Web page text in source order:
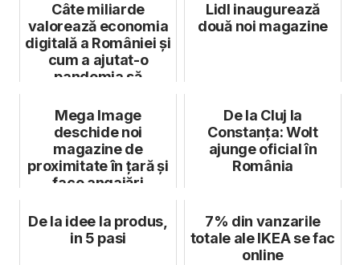
Câte miliarde
valorează economia
digitală a României și
cum a ajutat-o
pandemia să
Lidl inaugurează
două noi magazine
Mega Image
deschide noi
magazine de
proximitate în țară și
face angajări
De la Cluj la
Constanța: Wolt
ajunge oficial în
România
De la idee la produs,
in 5 pasi
7% din vanzarile
totale ale IKEA se fac
online